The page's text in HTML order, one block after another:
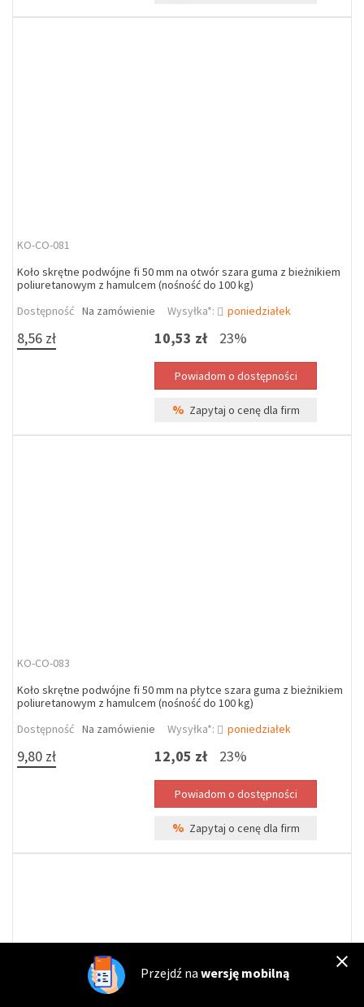
KO-CO-081
Koło skrętne podwójne fi 50 mm na otwór szara guma z bieżnikiem
poliuretanowym z hamulcem (nośność do 100 kg)
Dostępność Na zamówienie Wysyłka*: poniedziałek
8,56 zł 10,53 zł 23%
% Zapytaj o cenę dla firm
KO-CO-083
Koło skrętne podwójne fi 50 mm na płytce szara guma z bieżnikiem
poliuretanowym z hamulcem (nośność do 100 kg)
Dostępność Na zamówienie Wysyłka*: poniedziałek
9,80 zł 12,05 zł 23%
% Zapytaj o cenę dla firm
Przejdź na wersję mobilną